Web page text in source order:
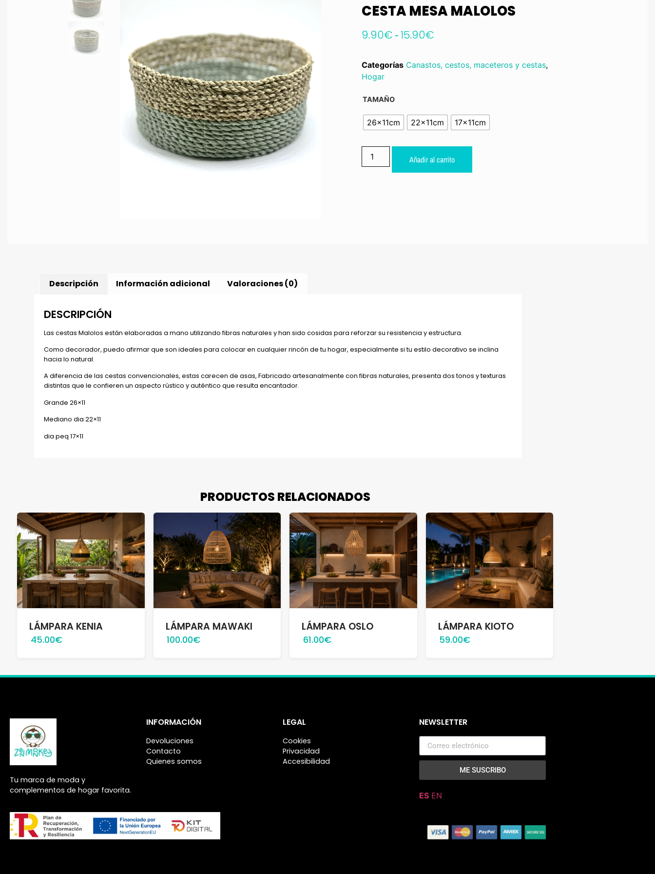
CESTA MESA MALOLOS
9.90€ -15.90€
Categorías Canastos, cestos, maceteros y cestas,
Hogar
TAMAÑO
26x11cm 22x11cm 17x11cm
Añadir al carrito
Descripción Información adicional Valoraciones (0)
DESCRIPCIÓN
Las cestas Malolos están elaboradas a mano utilizando fibras naturales y han sido cosidas para reforzar su resistencia y estructura.
Como decorador, puedo afirmar que son ideales para colocar en cualquier rincón de tu hogar, especialmente si tu estilo decorativo se inclina
hacia lo natural.
A diferencia de las cestas convencionales, estas carecen de asas, Fabricado artesanalmente con fibras naturales, presenta dos tonos y texturas
distintas que le confieren un aspecto rústico y auténtico que resulta encantador.
Grande 26×11
Mediano dia 22×11
dia peq 17×11
PRODUCTOS RELACIONADOS
LÁMPARA KENIA
45.00€
LÁMPARA MAWAKI
100.00€
LÁMPARA OSLO
61.00€
LÁMPARA KIOTO
59.00€
Tu marca de moda y
complementos de hogar favorita.
INFORMACIÓN
Devoluciones
Contacto
Quienes somos
LEGAL
Cookies
Privacidad
Accesibilidad
NEWSLETTER
ME SUSCRIBO
ES EN